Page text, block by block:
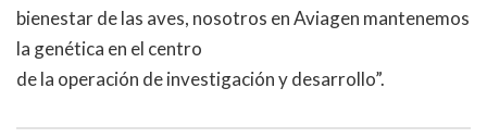
bienestar de las aves, nosotros en Aviagen mantenemos
la genética en el centro
de la operación de investigación y desarrollo”.